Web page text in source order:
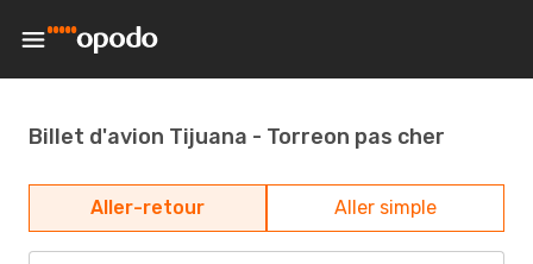
Billet d'avion Tijuana - Torreon pas cher
Aller-retour Aller simple